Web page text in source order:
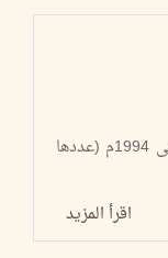
مقالات عن مزاب والإباضية من 1985م إلى 1994م (عددها
اقرأ المزيد